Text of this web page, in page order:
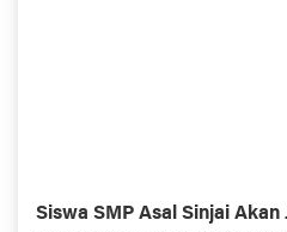
Siswa SMP Asal Sinjai Akan